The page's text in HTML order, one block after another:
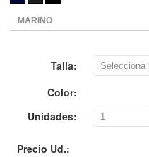
Talla:
Color:
Unidades:
Precio Ud.: